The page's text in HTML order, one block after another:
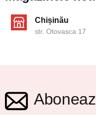
Chișinău
str. Otovasca 17